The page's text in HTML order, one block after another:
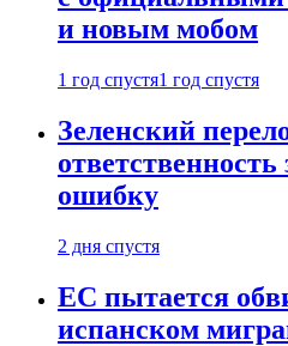
и новым мобом
1 год спустя1 год спустя
Зеленский
ошибку
2 дня спустя
ЕС пытается
испанском